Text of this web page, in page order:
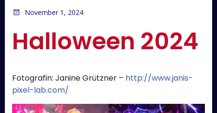
November 1, 2024
Halloween 2024
Fotografin: Janine Grützner – http://www.janis-
pixel-lab.com/